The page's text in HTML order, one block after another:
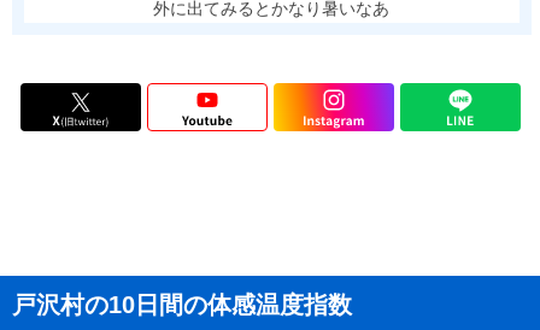
外に出てみるとかなり暑いなあ
戸沢村の10日間の体感温度指数